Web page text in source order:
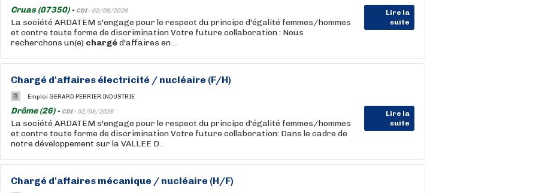
Cruas (07350) - CDI - 02/08/2026
Lire la
suite
La société ARDATEM s'engage pour le respect du principe d'égalité femmes/hommes
et contre toute forme de discrimination Votre future collaboration : Nous
recherchons un(e) chargéd'affaires en ...
Chargé d'affaires électricité / nucléaire (F/H)
Emploi GERARD PERRIER INDUSTRIE
Drôme (26) - CDI - 02/08/2026
Lire la
suite
La société ARDATEM s'engage pour le respect du principe d'égalité femmes/hommes
et contre toute forme de discrimination Votre future collaboration: Dans le cadre de
notre développement sur la VALLEE D...
Chargé d'affaires mécanique / nucléaire (H/F)